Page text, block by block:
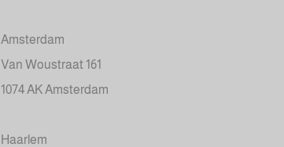
Amsterdam
Van Woustraat 161
1074 AK Amsterdam
Haarlem